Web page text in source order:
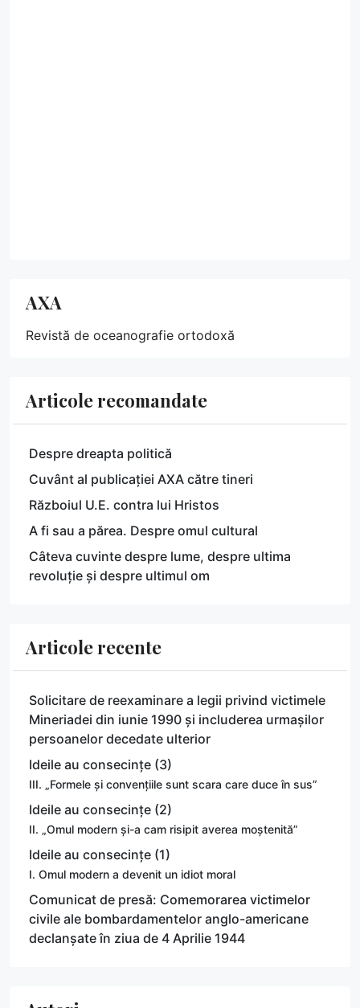
AXA
Revistă de oceanografie ortodoxă
Articole recomandate
Despre dreapta politică
Cuvânt al publicației AXA către tineri
Războiul U.E. contra lui Hristos
A fi sau a părea. Despre omul cultural
Câteva cuvinte despre lume, despre ultima
revoluție și despre ultimul om
Articole recente
Solicitare de reexaminare a legii privind victimele
Mineriadei din iunie 1990 și includerea urmașilor
persoanelor decedate ulterior
Ideile au consecințe (3)
III. „Formele și convențiile sunt scara care duce în sus”
Ideile au consecințe (2)
II. „Omul modern și-a cam risipit averea moștenită”
Ideile au consecințe (1)
I. Omul modern a devenit un idiot moral
Comunicat de presă: Comemorarea victimelor
civile ale bombardamentelor anglo-americane
declanșate în ziua de 4 Aprilie 1944